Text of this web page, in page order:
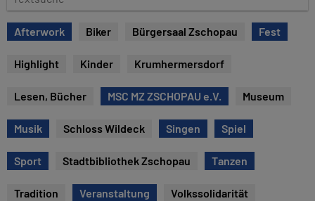
e
x
t
e
Afterwork Biker Bürgersaal Zschopau Fest
Highlight Kinder Krumhermersdorf
Lesen, Bücher MSC MZ ZSCHOPAU e.V. Museum
Musik Schloss Wildeck Singen Spiel
Sport Stadtbibliothek Zschopau Tanzen
Tradition Veranstaltung Volkssolidarität